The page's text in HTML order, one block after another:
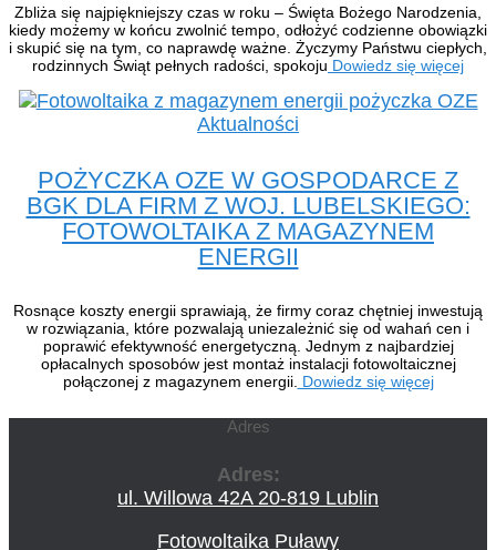
Zbliża się najpiękniejszy czas w roku – Święta Bożego Narodzenia,
kiedy możemy w końcu zwolnić tempo, odłożyć codzienne obowiązki
i skupić się na tym, co naprawdę ważne. Życzymy Państwu ciepłych,
rodzinnych Świąt pełnych radości, spokoju Dowiedz się więcej
Aktualności
POŻYCZKA OZE W GOSPODARCE Z
BGK DLA FIRM Z WOJ. LUBELSKIEGO:
FOTOWOLTAIKA Z MAGAZYNEM
ENERGII
Rosnące koszty energii sprawiają, że firmy coraz chętniej inwestują
w rozwiązania, które pozwalają uniezależnić się od wahań cen i
poprawić efektywność energetyczną. Jednym z najbardziej
opłacalnych sposobów jest montaż instalacji fotowoltaicznej
połączonej z magazynem energii. Dowiedz się więcej
Adres
Adres:
ul. Willowa 42A 20-819 Lublin
Fotowoltaika Puławy